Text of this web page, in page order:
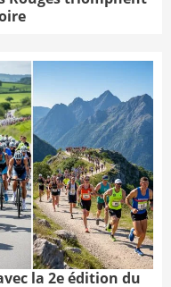
la 2e édition du